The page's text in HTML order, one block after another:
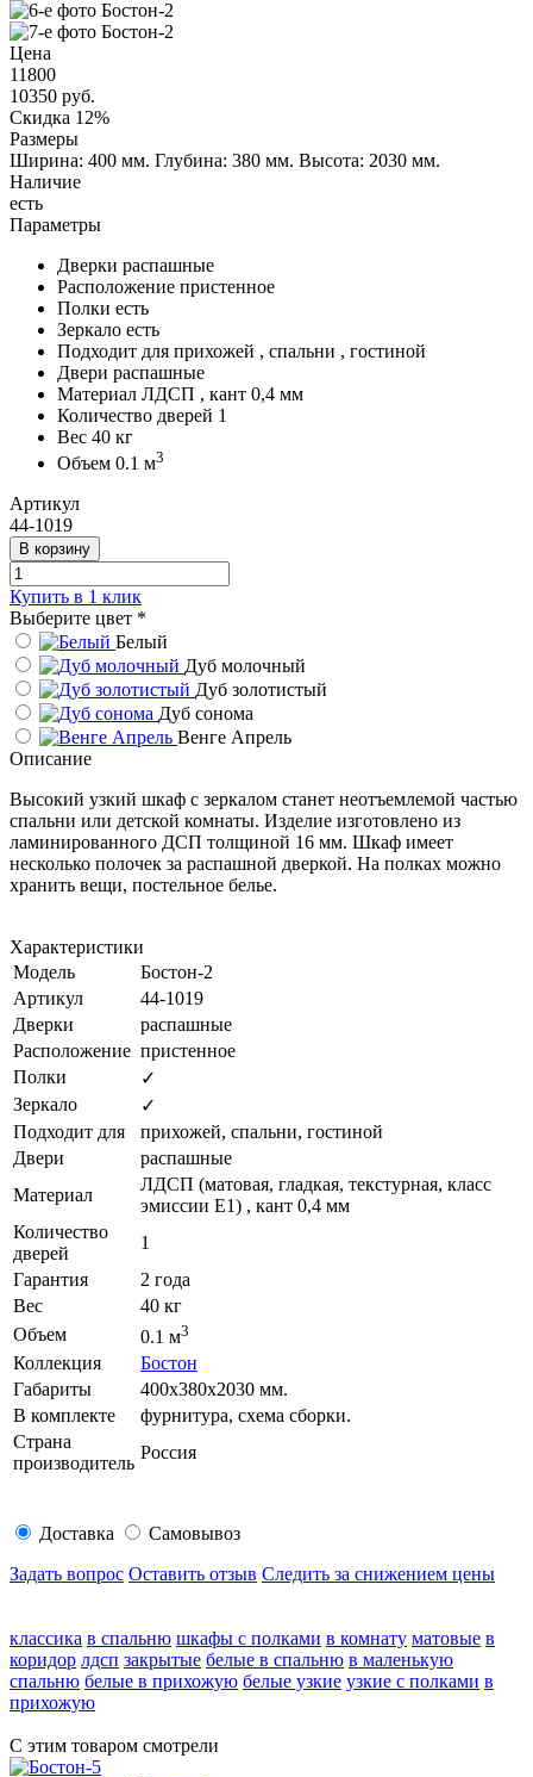
Цена
11800
10350 руб.
Скидка 12%
Размеры
Ширина: 400 мм. Глубина: 380 мм. Высота: 2030 мм.
Наличие
есть
Параметры
Дверки распашные
Расположение пристенное
Полки есть
Зеркало есть
Подходит для прихожей , спальни , гостиной
Двери распашные
Материал ЛДСП , кант 0,4 мм
Количество дверей 1
Вес 40 кг
Объем 0.1 м3
Артикул
44-1019
В корзину
Купить в 1 клик
Выберите цвет *
Белый
Дуб молочный
Дуб золотистый
Дуб сонома
Венге Апрель
Описание
Высокий узкий шкаф с зеркалом станет неотъемлемой частью
спальни или детской комнаты. Изделие изготовлено из
ламинированного ДСП толщиной 16 мм. Шкаф имеет
несколько полочек за распашной дверкой. На полках можно
хранить вещи, постельное белье.
Характеристики
Модель
Бостон-2
Артикул
44-1019
Дверки
распашные
Расположение пристенное
Полки
✓
Зеркало
✓
Подходит для
прихожей, спальни, гостиной
Двери
распашные
Материал
ЛДСП (матовая, гладкая, текстурная, класс
эмиссии E1) , кант 0,4 мм
Количество
дверей
1
Гарантия
2 года
Вес
40 кг
Объем
0.1 м3
Коллекция
Бостон
Габариты
400х380х2030 мм.
В комплекте
фурнитура, схема сборки.
Страна
производитель
Россия
Доставка
Самовывоз
Задать вопрос Оставить отзыв Следить за снижением цены
классика в спальню шкафы с полками в комнату матовые в
коридор лдсп закрытые белые в спальню в маленькую
спальню белые в прихожую белые узкие узкие с полками в
прихожую
С этим товаром смотрели